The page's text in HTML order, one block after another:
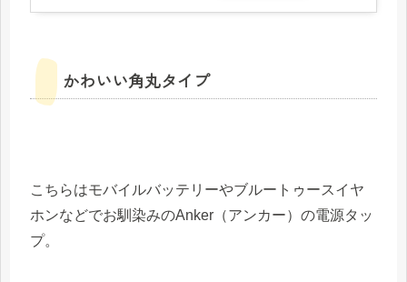
かわいい角丸タイプ
こちらはモバイルバッテリーやブルートゥースイヤ
ホンなどでお馴染みのAnker（アンカー）の電源タッ
プ。